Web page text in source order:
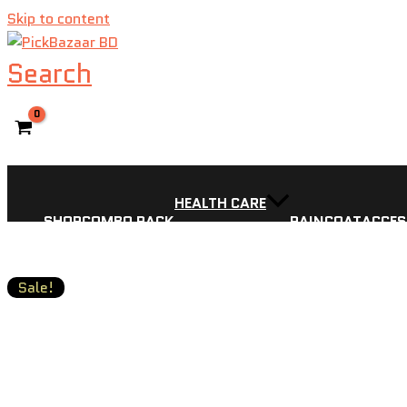
Skip to content
Search
SHOPCOMBO PACK
HEALTH CARE
RAINCOAT
Sale!